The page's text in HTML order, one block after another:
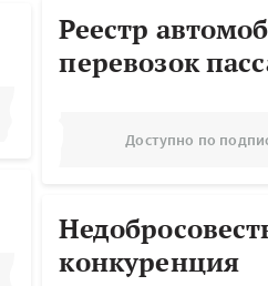
Реестр
перевозок
Доступно по
конкуренция